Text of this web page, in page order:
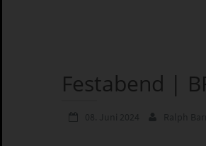
Festabend |
08. Juni 2024 Ralph